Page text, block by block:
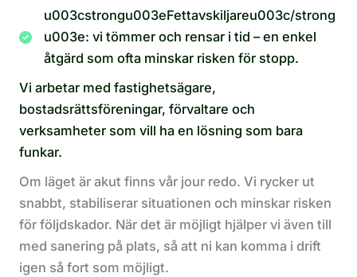
u003cstrongu003eFettavskiljareu003c/strong
u003e: vi tömmer och rensar i tid – en enkel
åtgärd som ofta minskar risken för stopp.
Vi arbetar med fastighetsägare,
bostadsrättsföreningar, förvaltare och
verksamheter som vill ha en lösning som bara
funkar.
Om läget är akut finns vår jour redo. Vi rycker ut
snabbt, stabiliserar situationen och minskar risken
för följdskador. När det är möjligt hjälper vi även till
med sanering på plats, så att ni kan komma i drift
igen så fort som möjligt.